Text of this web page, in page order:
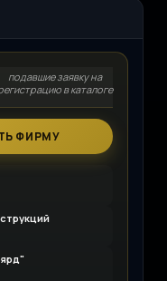
подавшие заявку на
в каталоге
ФИРМУ